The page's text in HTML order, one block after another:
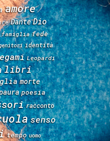
amore
Dante Dio
famiglia fede
identità
Leopardi
libri
morte
poesia
racconto
senso
tempo uomo